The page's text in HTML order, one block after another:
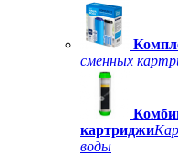
сменных
картриджи
воды